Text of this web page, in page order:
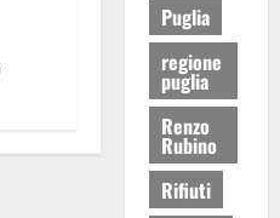
Puglia
regione
puglia
Renzo
Rubino
Rifiuti